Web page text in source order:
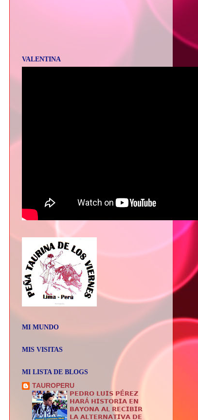
VALENTINA
MI MUNDO
MIS VISITAS
MI LISTA DE BLOGS
TAUROPERU
𝗣𝗘𝗗𝗥𝗢 𝗟𝗨𝗜𝗦 𝗣É𝗥𝗘𝗭
𝗛𝗔𝗥Á 𝗛𝗜𝗦𝗧𝗢𝗥𝗜𝗔 𝗘𝗡
𝗕𝗔𝗬𝗢𝗡𝗔 𝗔𝗟 𝗥𝗘𝗖𝗜𝗕𝗜𝗥
𝗟𝗔 𝗔𝗟𝗧𝗘𝗥𝗡𝗔𝗧𝗜𝗩𝗔 𝗗𝗘